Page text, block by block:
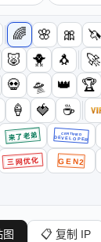
🌈 🌸 🎀 🦄
🐷 🐥 🐧 🚀
💀 🛸 👑 🏆
🍦 🍓 ☕
来了老弟 CERTIFIED
DEVELOPER
三网优化 GEN2
📋 复制 IP